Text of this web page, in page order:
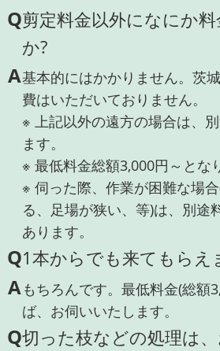
Q剪定料金以外になにか
か?
A基本的にはかかりません。茨
費はいただいておりません。
※ 上記以外の遠方の場合は、
ます。
※ 最低料金総額3,000円～とな
※ 伺った際、作業が困難な場
る、足場が狭い、等)は、別途
あります。
Q1本からでも来てもらえ
Aもちろんです。最低料金(総額
ば、お伺いいたします。
Q切った枝などの処理は